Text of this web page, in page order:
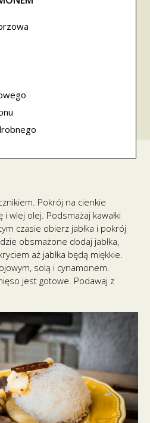
Pokrój na cienkie
wlej olej. Podsmażaj kawałki
czasie obierz jabłka i pokrój
obsmażone dodaj jabłka,
aż jabłka będą miękkie.
solą i cynamonem.
jest gotowe. Podawaj z